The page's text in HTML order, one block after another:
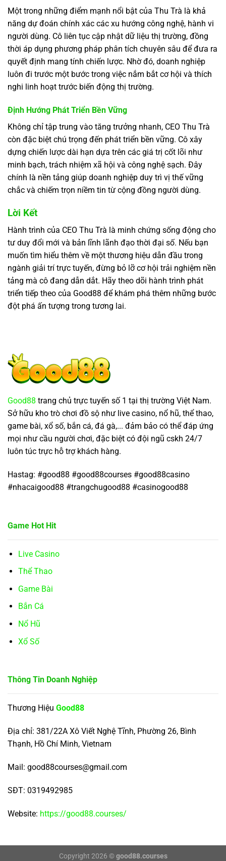
Một trong những điểm mạnh nổi bật của Thu Trà là khả
năng dự đoán chính xác các xu hướng công nghệ, hành vi
người dùng. Cô liên tục cập nhật dữ liệu thị trường, đồng
thời áp dụng phương pháp phân tích chuyên sâu để đưa ra
quyết định mang tính chiến lược. Nhờ đó, doanh nghiệp
luôn đi trước một bước trong việc nắm bắt cơ hội và thích
nghi linh hoạt trước biến động thị trường.
Định Hướng Phát Triển Bền Vững
Không chỉ tập trung vào tăng trưởng nhanh, CEO Thu Trà
còn đặc biệt chú trọng đến phát triển bền vững. Cô xây
dựng chiến lược dài hạn dựa trên các giá trị cốt lõi như
minh bạch, trách nhiệm xã hội và công nghệ sạch. Đây
chính là nền tảng giúp doanh nghiệp duy trì vị thế vững
chắc và chiếm trọn niềm tin từ cộng đồng người dùng.
Lời Kết
Hành trình của CEO Thu Trà là minh chứng sống động cho
tư duy đổi mới và bản lĩnh lãnh đạo thời đại số. Nếu bạn
muốn tìm hiểu thêm về một thương hiệu dẫn đầu trong
ngành giải trí trực tuyến, đừng bỏ lỡ cơ hội trải nghiệm nền
tảng mà cô đang dẫn dắt. Hãy theo dõi hành trình phát
triển tiếp theo của Good88 để khám phá thêm những bước
đột phá ấn tượng trong tương lai.
Good88 trang chủ trực tuyến số 1 tại thị trường Việt Nam.
Sở hữu kho trò chơi đồ sộ như live casino, nổ hũ, thể thao,
game bài, xổ số, bắn cá, đá gà,... đảm bảo có thể đáp ứng
mọi như cầu người chơi, đặc biệt có đội ngũ cskh 24/7
luôn túc trực hỗ trợ khách hàng.
Hastag: #good88 #good88courses #good88casino
#nhacaigood88 #trangchugood88 #casinogood88
Game Hot Hit
Live Casino
Thể Thao
Game Bài
Bắn Cá
Nổ Hũ
Xổ Số
Thông Tin Doanh Nghiệp
Thương Hiệu Good88
Địa chỉ: 381/22A Xô Viết Nghệ Tĩnh, Phường 26, Bình
Thạnh, Hồ Chí Minh, Vietnam
Mail: good88courses@gmail.com
SĐT: 0319492985
Website: https://good88.courses/
Copyright 2026 © good88.courses